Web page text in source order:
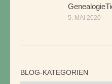
5. MAI 2020
BLOG-KATEGORIEN